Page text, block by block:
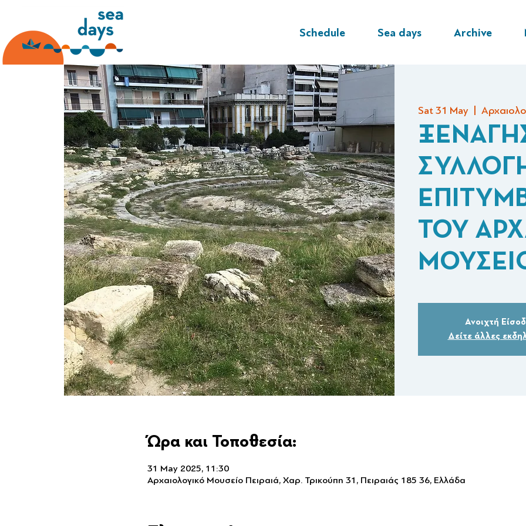
Schedule Sea days Archive
Sat 31 May
ΤΟΥ
Ανοιχτή
Δείτε άλλες
Ώρα και Τοποθεσία:
31 May 2025, 11:30
Αρχαιολογικό Μουσείο Πειραιά, Χαρ. Τρικούπη 31, Πειραιάς 185 36, Ελλάδα